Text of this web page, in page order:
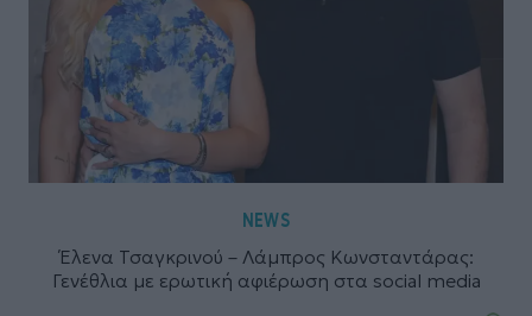
NEWS
Έλενα Τσαγκρινού – Λάμπρος Κωνσταντάρας:
Γενέθλια με ερωτική αφιέρωση στα social media